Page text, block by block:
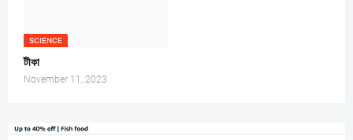
SCIENCE
টীকা
November 11, 2023